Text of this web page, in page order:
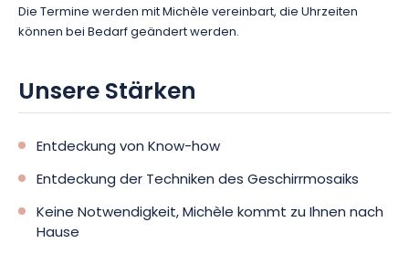
Die Termine werden mit Michèle vereinbart, die Uhrzeiten
können bei Bedarf geändert werden.
Unsere Stärken
Entdeckung von Know-how
Entdeckung der Techniken des Geschirrmosaiks
Keine Notwendigkeit, Michèle kommt zu Ihnen nach
Hause